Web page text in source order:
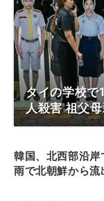
タイの学校で
人殺害 祖父
韓国、北西部沿
雨で北朝鮮から流